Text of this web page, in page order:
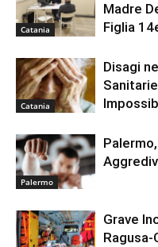
Catania
Madre
Figlia
Catania
Disagi
Palermo
Grave